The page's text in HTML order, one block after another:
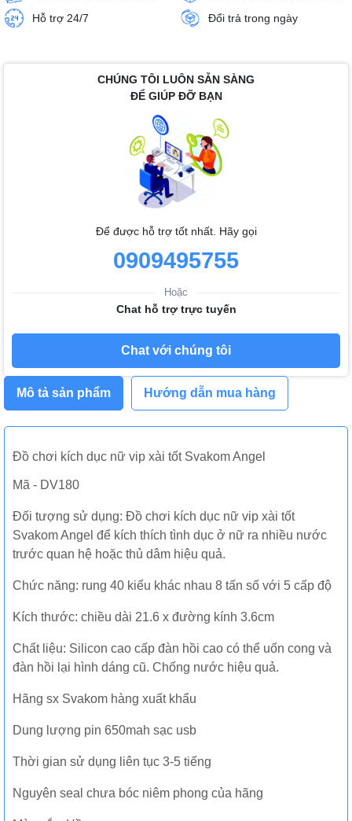
Hỗ trợ 24/7
Đổi trả trong ngày
CHÚNG TÔI LUÔN SẴN SÀNG
ĐỂ GIÚP ĐỠ BẠN
Để được hỗ trợ tốt nhất. Hãy gọi
0909495755
Hoặc
Chat hỗ trợ trực tuyến
Chat với chúng tôi
Mô tả sản phẩm Hướng dẫn mua hàng
Đồ chơi kích dục nữ vip xài tốt Svakom Angel
Mã - DV180
Đối tượng sử dụng: Đồ chơi kích dục nữ vip xài tốt
Svakom Angel để kích thích tình dục ở nữ ra nhiều nước
trước quan hệ hoặc thủ dâm hiệu quả.
Chức năng: rung 40 kiểu khác nhau 8 tấn số với 5 cấp độ
Kích thước: chiều dài 21.6 x đường kính 3.6cm
Chất liệu: Silicon cao cấp đàn hồi cao có thể uốn cong và
đàn hồi lại hình dáng cũ. Chống nước hiệu quả.
Hãng sx Svakom hàng xuất khẩu
Dung lượng pin 650mah sạc usb
Thời gian sử dụng liên tục 3-5 tiếng
Nguyên seal chưa bóc niêm phong của hãng